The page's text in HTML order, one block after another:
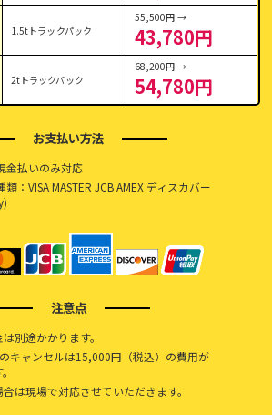
1.5tトラックパック
55,500円 →
43,780円
2tトラックパック
68,200円 →
54,780円
お支払い方法
金払いのみ対応
：VISA MASTER JCB AMEX ディスカバー
注意点
別途かかります。
キャンセルは15,000円（税込）の費用が
は現場で対応させていただきます。